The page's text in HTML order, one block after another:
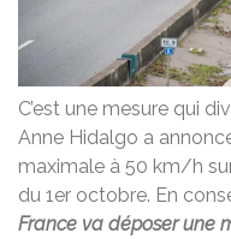
C’est une mesure qui
Anne Hidalgo a
maximale à 50 km/h
du 1er octobre. En
France va déposer une